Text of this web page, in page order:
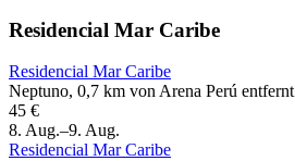
Residencial Mar Caribe
Residencial Mar Caribe
Neptuno, 0,7 km von Arena Perú entfernt
45 €
8. Aug.–9. Aug.
Residencial Mar Caribe